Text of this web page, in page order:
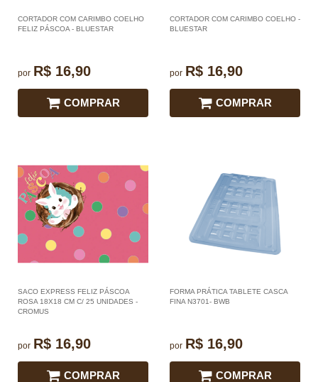
CORTADOR COM CARIMBO COELHO
FELIZ PÁSCOA - BLUESTAR
por R$ 16,90
COMPRAR
CORTADOR COM CARIMBO COELHO -
BLUESTAR
por R$ 16,90
COMPRAR
SACO EXPRESS FELIZ PÁSCOA
ROSA 18X18 CM C/ 25 UNIDADES -
CROMUS
por R$ 16,90
COMPRAR
FORMA PRÁTICA TABLETE CASCA
FINA N3701- BWB
por R$ 16,90
COMPRAR